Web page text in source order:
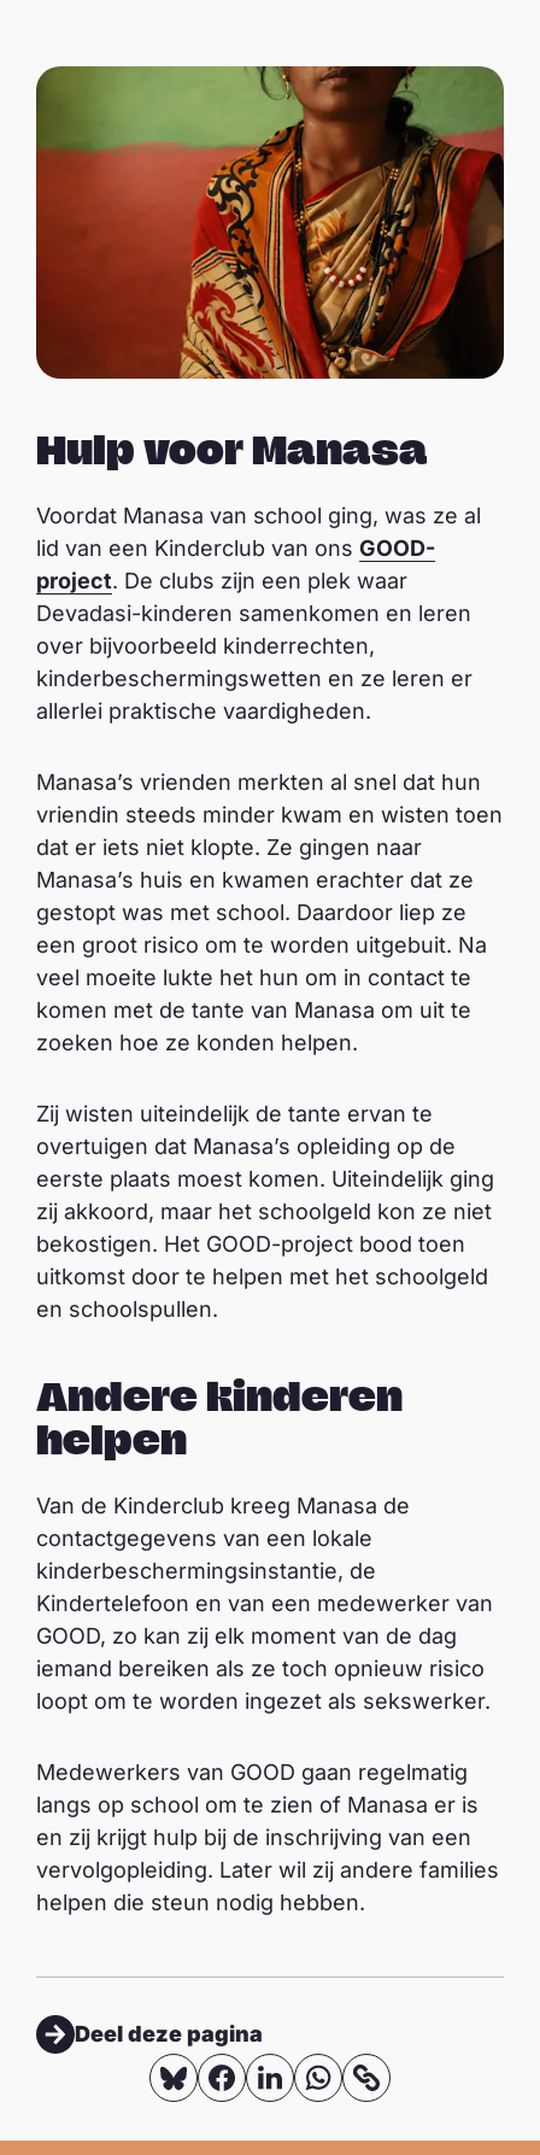
Hulp voor Manasa
Voordat Manasa van school ging, was ze al
lid van een Kinderclub van ons GOOD-
project. De clubs zijn een plek waar
Devadasi-kinderen samenkomen en leren
over bijvoorbeeld kinderrechten,
kinderbeschermingswetten en ze leren er
allerlei praktische vaardigheden.
Manasa’s vrienden merkten al snel dat hun
vriendin steeds minder kwam en wisten toen
dat er iets niet klopte. Ze gingen naar
Manasa’s huis en kwamen erachter dat ze
gestopt was met school. Daardoor liep ze
een groot risico om te worden uitgebuit. Na
veel moeite lukte het hun om in contact te
komen met de tante van Manasa om uit te
zoeken hoe ze konden helpen.
Zij wisten uiteindelijk de tante ervan te
overtuigen dat Manasa’s opleiding op de
eerste plaats moest komen. Uiteindelijk ging
zij akkoord, maar het schoolgeld kon ze niet
bekostigen. Het GOOD-project bood toen
uitkomst door te helpen met het schoolgeld
en schoolspullen.
Andere kinderen
helpen
Van de Kinderclub kreeg Manasa de
contactgegevens van een lokale
kinderbeschermingsinstantie, de
Kindertelefoon en van een medewerker van
GOOD, zo kan zij elk moment van de dag
iemand bereiken als ze toch opnieuw risico
loopt om te worden ingezet als sekswerker.
Medewerkers van GOOD gaan regelmatig
langs op school om te zien of Manasa er is
en zij krijgt hulp bij de inschrijving van een
vervolgopleiding. Later wil zij andere families
helpen die steun nodig hebben.
Deel deze pagina
D
D
D
D
K